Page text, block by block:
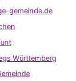
gemeinde.de
Württemberg